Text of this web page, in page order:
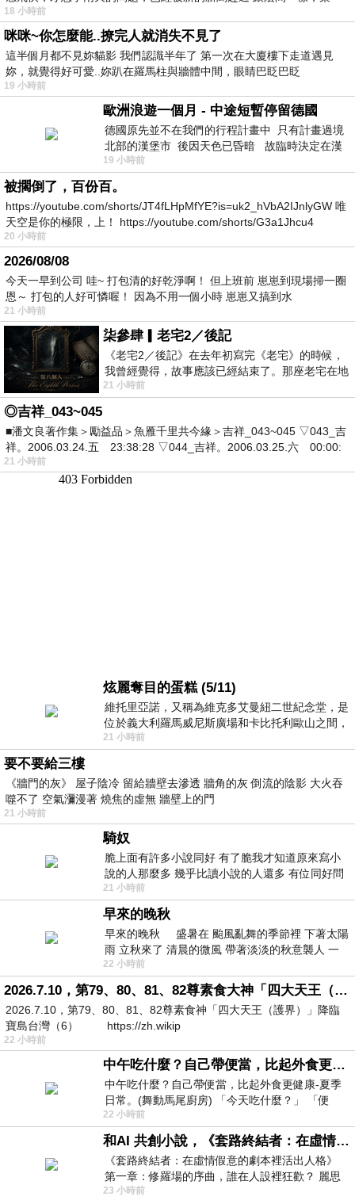
18 小時前
咪咪~你怎麼能..撩完人就消失不見了
這半個月都不見妳貓影 我們認識半年了 第一次在大廈樓下走道遇見
妳，就覺得好可愛..妳趴在羅馬柱與牆體中間，眼睛巴眨巴眨
19 小時前
歐洲浪遊一個月 - 中途短暫停留德國
德國原先並不在我們的行程計畫中 只有計畫過境
北部的漢堡市 後因天色已昏暗 故臨時決定在漢
堡市吃晚餐和過夜
19 小時前
被擱倒了，百份百。
https://youtube.com/shorts/JT4fLHpMfYE?is=uk2_hVbA2IJnlyGW 唯
天空是你的極限，上！ https://youtube.com/shorts/G3a1Jhcu4
20 小時前
2026/08/08
今天一早到公司 哇~ 打包清的好乾淨啊！ 但上班前 崽崽到現場掃一圈
恩～ 打包的人好可憐喔！ 因為不用一個小時 崽崽又搞到水
21 小時前
柒參肆▎老宅2／後記
《老宅2／後記》在去年初寫完《老宅》的時候，
我曾經覺得，故事應該已經結束了。那座老宅在地
震中倒塌，七個人終於離開那片黑暗，
21 小時前
◎吉祥_043~045
■潘文良著作集＞勵益品＞魚雁千里共今緣＞吉祥_043~045 ▽043_吉
祥。2006.03.24.五 23:38:28 ▽044_吉祥。2006.03.25.六 00:00:
21 小時前
炫麗奪目的蛋糕 (5/11)
維托里亞諾，又稱為維克多艾曼紐二世紀念堂，是
位於義大利羅馬威尼斯廣場和卡比托利歐山之間，
用以紀念統一義大利統一後的的第一位國
21 小時前
要不要給三樓
《牆門的灰》 屋子陰冷 留給牆壁去滲透 牆角的灰 倒流的陰影 大火吞
噬不了 空氣瀰漫著 燒焦的虛無 牆壁上的門
21 小時前
騎奴
脆上面有許多小說同好 有了脆我才知道原來寫小
說的人那麼多 幾乎比讀小說的人還多 有位同好問
了一個問題 她說為什麼高中文學獎的
21 小時前
早來的晚秋
早來的晚秋 盛暑在 颱風亂舞的季節裡 下著太陽
雨 立秋來了 清晨的微風 帶著淡淡的秋意襲人 一
下子 又被赤
22 小時前
2026.7.10，第79、80、81、82尊素食大神「四大天王（護界）」降臨寶島台灣（6）
2026.7.10，第79、80、81、82尊素食神「四大天王（護界）」降臨
寶島台灣（6） https://zh.wikip
22 小時前
中午吃什麼？自己帶便當，比起外食更健康-夏季日常。(舞動馬尾廚房)
中午吃什麼？自己帶便當，比起外食更健康-夏季
日常。(舞動馬尾廚房) 「今天吃什麼？」 「便
當？麵？還是炒飯？」 每天都在選擇
22 小時前
和AI 共創小說，《套路終結者：在虛情假意的劇本裡活出人格》
《套路終結者：在虛情假意的劇本裡活出人格》
第一章：修羅場的序曲，誰在人設裡狂歡？ 麗思
卡爾頓酒店的總統套房內，燈光昏
23 小時前